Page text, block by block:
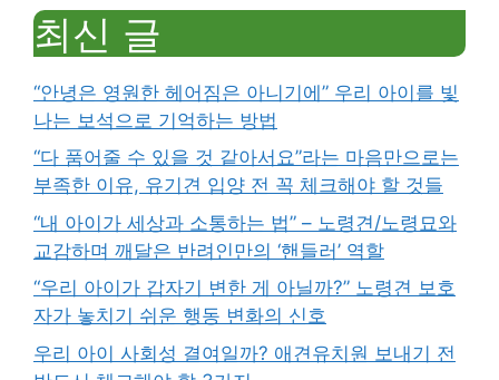
최신 글
“안녕은 영원한 헤어짐은 아니기에” 우리 아이를 빛
나는 보석으로 기억하는 방법
“다 품어줄 수 있을 것 같아서요”라는 마음만으로는
부족한 이유, 유기견 입양 전 꼭 체크해야 할 것들
“내 아이가 세상과 소통하는 법” – 노령견/노령묘와
교감하며 깨달은 반려인만의 ‘핸들러’ 역할
“우리 아이가 갑자기 변한 게 아닐까?” 노령견 보호
자가 놓치기 쉬운 행동 변화의 신호
우리 아이 사회성 결여일까? 애견유치원 보내기 전